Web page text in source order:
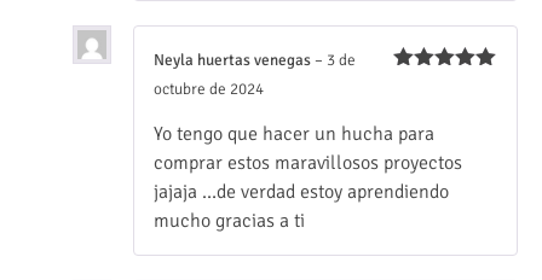
Neyla huertas venegas– 3 de
octubre de 2024
Yo tengo que hacer un hucha para
comprar estos maravillosos proyectos
jajaja …de verdad estoy aprendiendo
mucho gracias a ti